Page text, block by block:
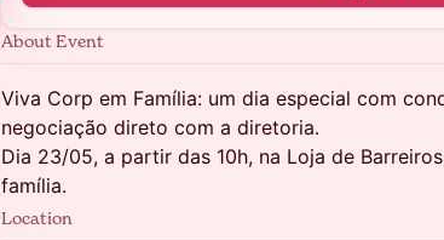
About Event
Viva Corp em Família: um dia especial com
negociação direto com a diretoria.
Dia 23/05, a partir das 10h, na Loja de
família.
Location